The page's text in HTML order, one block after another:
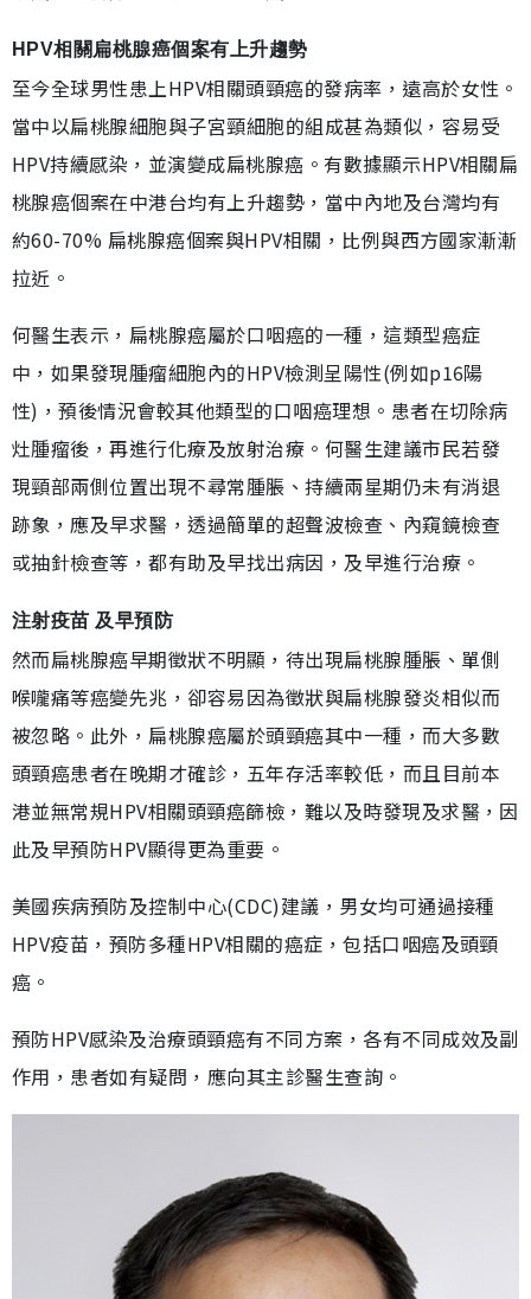
HPV相關扁桃腺癌個案有上升趨勢
至今全球男性患上HPV相關頭頸癌的發病率，遠高於女性。
當中以扁桃腺細胞與子宮頸細胞的組成甚為類似，容易受
HPV持續感染，並演變成扁桃腺癌。有數據顯示HPV相關扁
桃腺癌個案在中港台均有上升趨勢，當中內地及台灣均有
約60-70% 扁桃腺癌個案與HPV相關，比例與西方國家漸漸
拉近。
何醫生表示，扁桃腺癌屬於口咽癌的一種，這類型癌症
中，如果發現腫瘤細胞內的HPV檢測呈陽性(例如p16陽
性)，預後情況會較其他類型的口咽癌理想。患者在切除病
灶腫瘤後，再進行化療及放射治療。何醫生建議市民若發
現頸部兩側位置出現不尋常腫脹、持續兩星期仍未有消退
跡象，應及早求醫，透過簡單的超聲波檢查、內窺鏡檢查
或抽針檢查等，都有助及早找出病因，及早進行治療。
注射疫苗 及早預防
然而扁桃腺癌早期徵狀不明顯，待出現扁桃腺腫脹、單側
喉嚨痛等癌變先兆，卻容易因為徵狀與扁桃腺發炎相似而
被忽略。此外，扁桃腺癌屬於頭頸癌其中一種，而大多數
頭頸癌患者在晚期才確診，五年存活率較低，而且目前本
港並無常規HPV相關頭頸癌篩檢，難以及時發現及求醫，因
此及早預防HPV顯得更為重要。
美國疾病預防及控制中心(CDC)建議，男女均可通過接種
HPV疫苗，預防多種HPV相關的癌症，包括口咽癌及頭頸
癌。
預防HPV感染及治療頭頸癌有不同方案，各有不同成效及副
作用，患者如有疑問，應向其主診醫生查詢。